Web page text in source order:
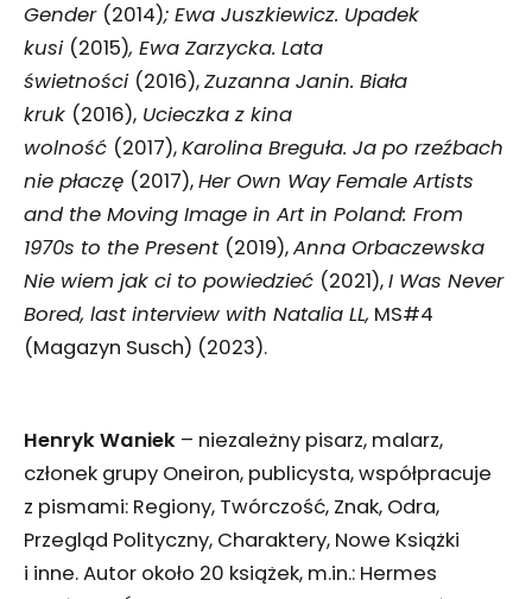
Gender (2014); Ewa Juszkiewicz. Upadek
kusi (2015), Ewa Zarzycka. Lata
świetności (2016),Zuzanna Janin. Biała
kruk (2016), Ucieczka z kina
wolność (2017),Karolina Breguła. Ja po rzeźbach
nie płaczę (2017),Her Own Way Female Artists
and the Moving Image in Art in Poland: From
1970s to the Present (2019),Anna Orbaczewska
Nie wiem jak ci to powiedzieć (2021),I Was Never
Bored, last interview with Natalia LL, MS#4
(Magazyn Susch) (2023).
Henryk Waniek – niezależny pisarz, malarz,
członek grupy Oneiron, publicysta, współpracuje
z pismami: Regiony, Twórczość, Znak, Odra,
Przegląd Polityczny, Charaktery, Nowe Książki
i inne. Autor około 20 książek, m.in.: Hermes